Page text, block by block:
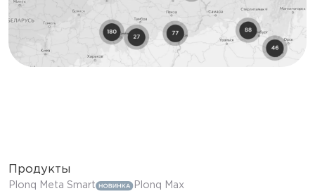
Продукты
Plonq Meta Smart
Plonq Max